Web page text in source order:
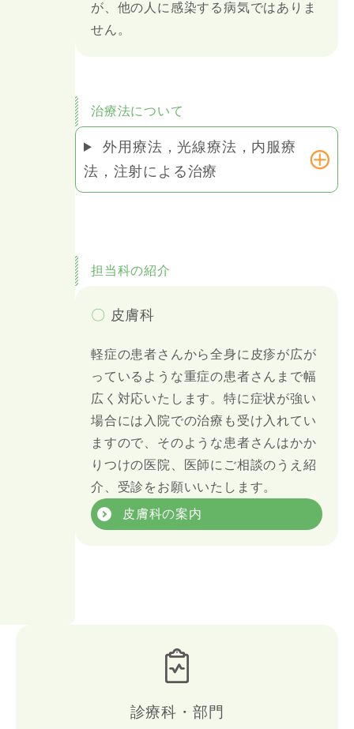
診療科・部門
が、他の人に感染する病気ではありま
せん。
治療法について
外用療法，光線療法，内服療
法，注射による治療
担当科の紹介
〇 皮膚科
軽症の患者さんから全身に皮疹が広が
っているような重症の患者さんまで幅
広く対応いたします。特に症状が強い
場合には入院での治療も受け入れてい
ますので、そのような患者さんはかか
りつけの医院、医師にご相談のうえ紹
介、受診をお願いいたします。
皮膚科の案内